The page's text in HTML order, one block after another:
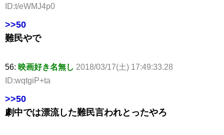
ID:t/eWMJ4p0
>>50
難民やで
56: 映画好き名無し 2018/03/17(土) 17:49:33.28
ID:wqtgiP+ta
>>50
劇中では漂流した難民言われとったやろ